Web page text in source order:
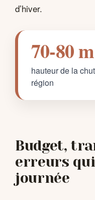
d’hiver.
70-80 m
hauteur de la
région
Budget,
erreurs
journée